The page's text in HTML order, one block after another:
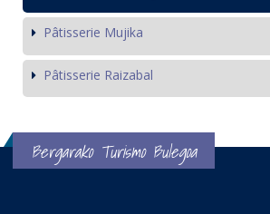
Pâtisserie Mujika
Pâtisserie Raizabal
Bergarako Turismo Bulegoa